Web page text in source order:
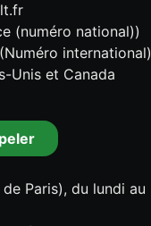
(numéro national))
(Numéro international)
Unis et Canada
Paris), du lundi au